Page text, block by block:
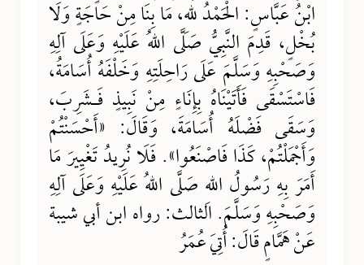
ابْنُ عَبَّاسٍ: الْحَمْدُ للهِ، مَا بِنَا مِنْ حَاجَةٍ وَلَا
بُخْلٍ، قَدِمَ النَّبِيُّ صَلَّى اللهُ عَلَيْهِ وَعَلَى آلِهِ
وَصَحْبِهِ وَسَلَّمَ عَلَى رَاحِلَتِهِ وَخَلْفَهُ أُسَامَةُ،
فَاسْتَسْقَى فَأَتَيْنَاهُ بِإِنَاءٍ مِنْ نَبِيذٍ فَـشَرِبَ،
وَسَقَى فَضْلَهُ أُسَامَةَ، وَقَالَ: «أَحْسَنْتُمْ
وَأَجْمَلْتُمْ، كَذَا فَاصْنَعُوا». فَلَا نُرِيدُ تَغْيِيرَ مَا
أَمَرَ بِهِ رَسُولُ اللهِ صَلَّى اللهُ عَلَيْهِ وَعَلَى آلِهِ
وَصَحْبِهِ وَسَلَّمَ. الثالث: رواه ابن أبي شيبة
عَنْ هَمَّامٍ قَالَ: أُتِيَ عُمَرُ